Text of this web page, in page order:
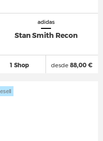
adidas
Stan Smith Recon
1 Shop desde 88,00 €